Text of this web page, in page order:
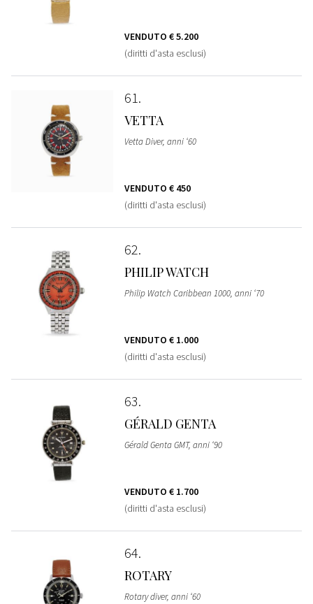
VENDUTO € 5.200
(diritti d'asta esclusi)
61
VETTA
Vetta Diver, anni ‘60
VENDUTO € 450
(diritti d'asta esclusi)
62
PHILIP WATCH
Philip Watch Caribbean 1000, anni ‘70
VENDUTO € 1.000
(diritti d'asta esclusi)
63
GÉRALD GENTA
Gérald Genta GMT, anni ‘90
VENDUTO € 1.700
(diritti d'asta esclusi)
64
ROTARY
Rotary diver, anni ‘60